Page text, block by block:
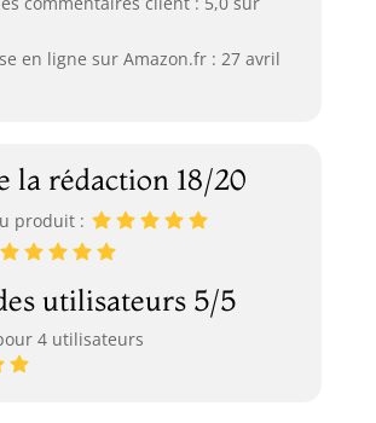
en ligne sur Amazon.fr : 27 avril
la rédaction 18/20
produit :
utilisateurs 5/5
4 utilisateurs